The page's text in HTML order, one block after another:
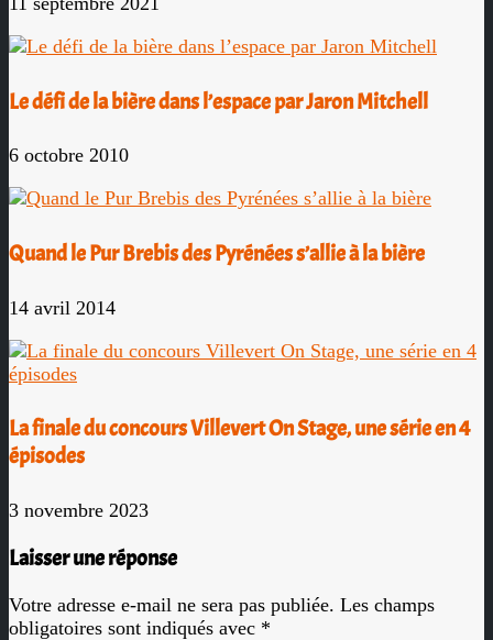
Le défi de la bière dans l’espace par Jaron Mitchell
6 octobre 2010
Quand le Pur Brebis des Pyrénées s’allie à la bière
14 avril 2014
La finale du concours Villevert On Stage, une série en 4
épisodes
3 novembre 2023
Laisser une réponse
Votre adresse e-mail ne sera pas publiée. Les champs
obligatoires sont indiqués avec *